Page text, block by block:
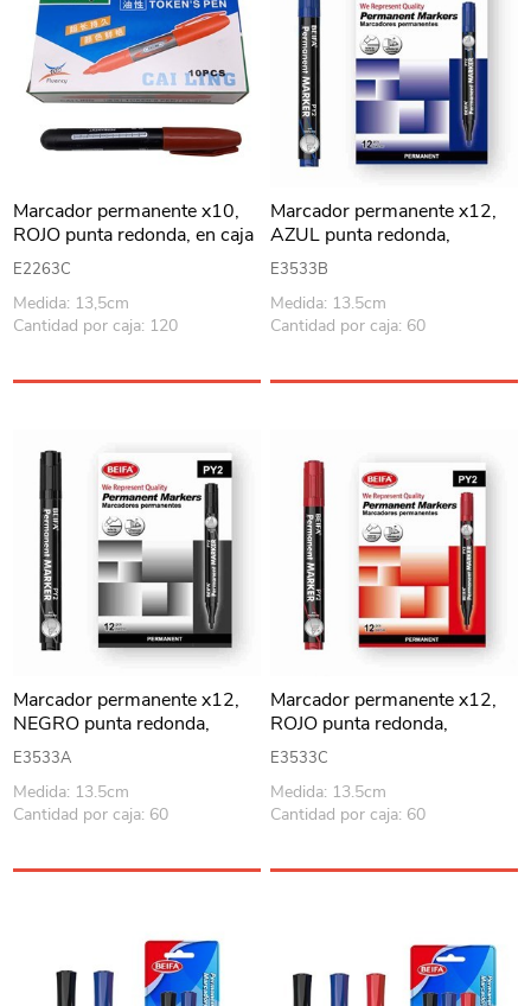
Marcador permanente x10,
ROJO punta redonda, en caja
E2263C
Medida: 13,5cm
Cantidad por caja: 120
Marcador permanente x12,
AZUL punta redonda,
recargable, en caja BEIFA
E3533B
Medida: 13.5cm
Cantidad por caja: 60
Marcador permanente x12,
NEGRO punta redonda,
recargable, en caja BEIFA
E3533A
Medida: 13.5cm
Cantidad por caja: 60
Marcador permanente x12,
ROJO punta redonda,
recargable, en caja BEIFA
E3533C
Medida: 13.5cm
Cantidad por caja: 60